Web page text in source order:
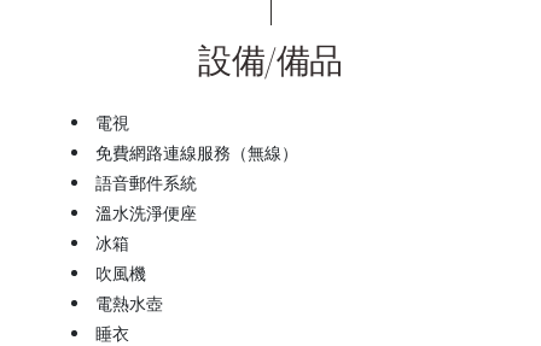
設備/備品
電視
免費網路連線服務（無線）
語音郵件系統
溫水洗淨便座
冰箱
吹風機
電熱水壺
睡衣